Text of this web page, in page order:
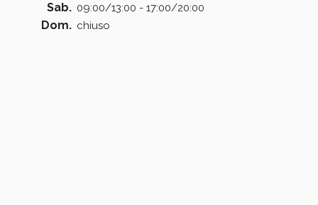
Sab. 09:00/13:00 - 17:00/20:00
Dom. chiuso